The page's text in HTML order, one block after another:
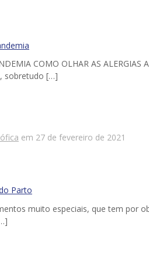
COMO OLHAR AS
sobretudo […]
em 27 de fevereiro de 2021
Parto
muito especiais, que tem por